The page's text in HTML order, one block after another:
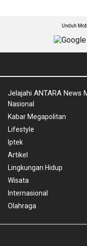
Unduh
Jelajahi ANTARA News
Nasional
Kabar Megapolitan
Lifestyle
Iptek
Artikel
Lingkungan Hidup
Wisata
Internasional
Olahraga